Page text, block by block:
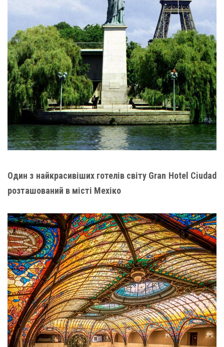
Один з найкрасивіших готелів світу Gran Hotel Ciudad
розташований в місті Мехіко